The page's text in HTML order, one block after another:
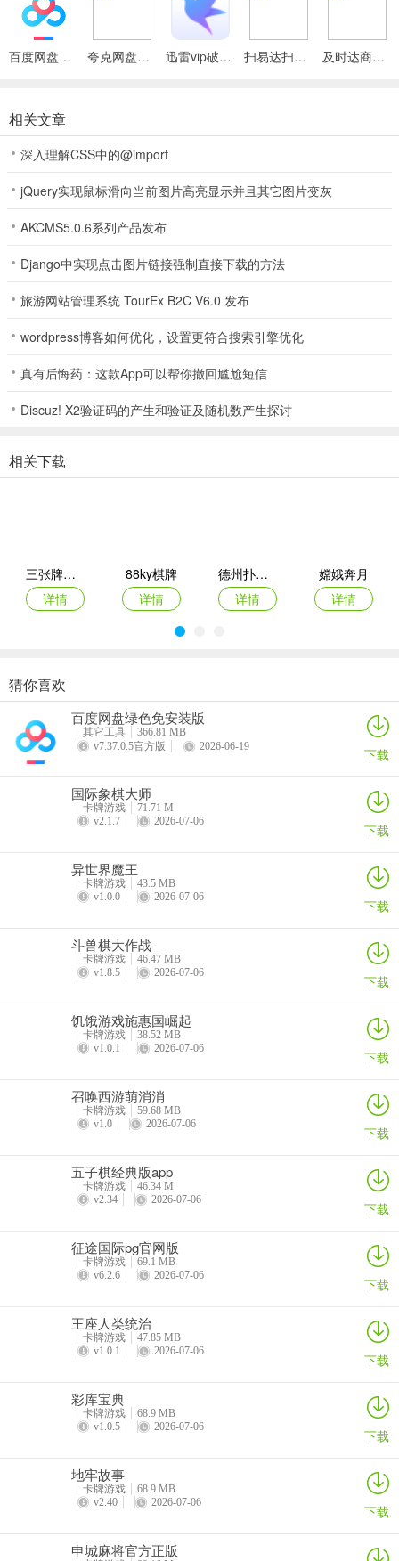
857游戏技巧
一般地，玩家在点数和为4-8时会继续拿牌，到17点或17点以上不再
18到19点仍继续拿牌(极少，须综合场上其他玩家和剩余牌堆情况)。
障眼法
这种方法主要适合于闲家，而且在众多玩家参与的时候适用。
数特别难受，如果要牌，有50%的机率会暴，因为闲家暴点是100%
输，不要牌可能也会输，我暂且把它称为尴尬点数。这时候，闲家如
不要。这样一来，就会给庄家很大的压力，以为每一位闲家手中的牌
庄家要牌，很明了，无形中所用的这个障眼法是把风险转移给了庄
家，输赢靠天定了，看哪个运气好了，若庄家爆了，则闲家赢。
顾名思义，姜太公钓鱼，愿者上钩。其实这种方法是相当简单的。一
好那种心理，这时候庄家可以随便要牌，坐镇等着赢钱，说不定就有
机会要到一个5小龙，6小龙呢。当然如果是在众多玩家参与的情况
补救法
这种方法庄家闲家都适用。
所谓补救，就是拿到的是前面所提到的尴尬点数，输的可能性极大，
在明知道牌点数就比对手点数小的情况下，我们只能要牌，因为不要
也是输，而要牌还有一线希望是赢，所以我们能选择的就是奔那一线
希望，寄希望总比放弃希望好。
百度网盘绿色免安装Pc电脑版 夸克网盘官方正式版 迅雷vip破解版永久会员2024版 扫易达扫描仪最新安卓版 及时达商家(同城配送App)
相关文章
深入理解CSS中的@import
jQuery实现鼠标滑向当前图片高亮显示并且其它图片变灰
AKCMS5.0.6系列产品发布
Django中实现点击图片链接强制直接下载的方法
旅游网站管理系统 TourEx B2C V6.0 发布
wordpress博客如何优化，设置更符合搜索引擎优化
真有后悔药：这款App可以帮你撤回尴尬短信
Discuz! X2验证码的产生和验证及随机数产生探讨
相关下载
三张牌比大小
详情
88ky棋牌
详情
德州扑扑克单机版安卓版
详情
嫦娥奔月
详情
宝赢棋牌
详情
东京复仇者拼图复仇中文版
详情
大满贯老虎机游戏下载
金旺棋牌
猜你喜欢
百度网盘绿色免安装版
其它工具
366.81 MB
v7.37.0.5官方版
2026-06-19 下载
国际象棋大师
卡牌游戏
71.71 M
v2.1.7
2026-07-06 下载
异世界魔王
卡牌游戏
43.5 MB
v1.0.0
2026-07-06 下载
斗兽棋大作战
卡牌游戏
46.47 MB
v1.8.5
2026-07-06 下载
饥饿游戏施惠国崛起
卡牌游戏
38.52 MB
v1.0.1
2026-07-06 下载
召唤西游萌消消
卡牌游戏
59.68 MB
v1.0
2026-07-06 下载
五子棋经典版app
卡牌游戏
46.34 M
v2.34
2026-07-06 下载
征途国际pg官网版
卡牌游戏
69.1 MB
v6.2.6
2026-07-06 下载
王座人类统治
卡牌游戏
47.85 MB
v1.0.1
2026-07-06 下载
彩库宝典
卡牌游戏
68.9 MB
v1.0.5
2026-07-06 下载
地牢故事
卡牌游戏
68.9 MB
v2.40
2026-07-06 下载
申城麻将官方正版